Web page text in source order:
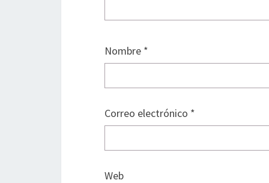
Nombre *
Correo electrónico *
Web